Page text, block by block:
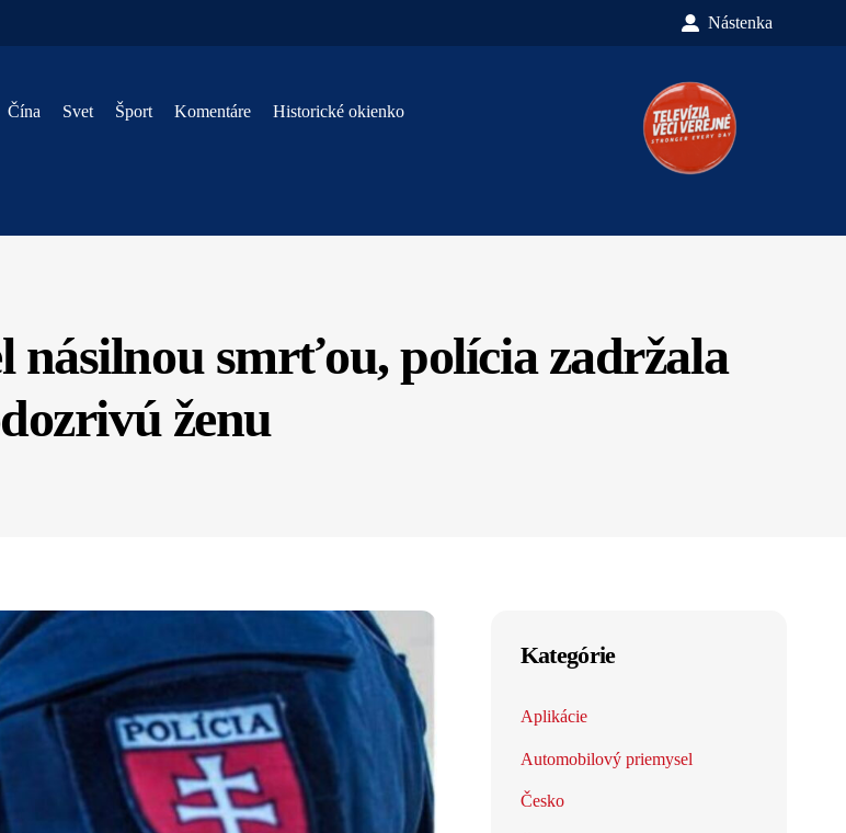
Nástenka
Čína Svet Šport Komentáre Historické okienko
násilnou smrťou, polícia zadržala
ženu
Kategórie
Aplikácie
Automobilový priemysel
Česko